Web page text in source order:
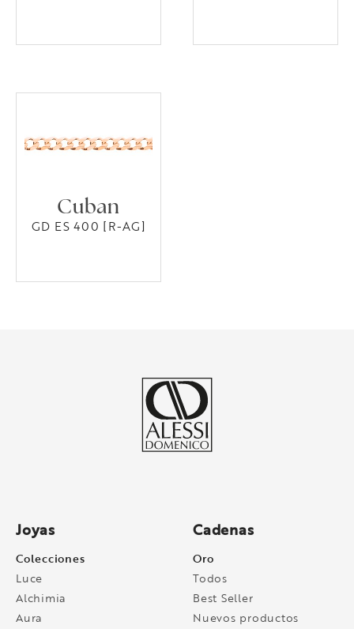
Cuban
GD ES 400 [R-AG]
Joyas
Colecciones
Luce
Alchimia
Aura
Cadenas
Oro
Todos
Best Seller
Nuevos productos